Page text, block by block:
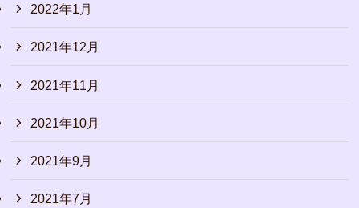
2022年1月
2021年12月
2021年11月
2021年10月
2021年9月
2021年7月